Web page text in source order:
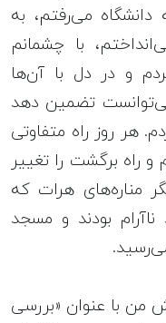
می‌رفتم، به
با چشمانم
و در دل با آن‌ها
تضمین دهد
هر روز راه متفاوتی
و راه برگشت را تغییر
مناره‌های هرات که
بودند و مسجد
من با عنوان «بررسی